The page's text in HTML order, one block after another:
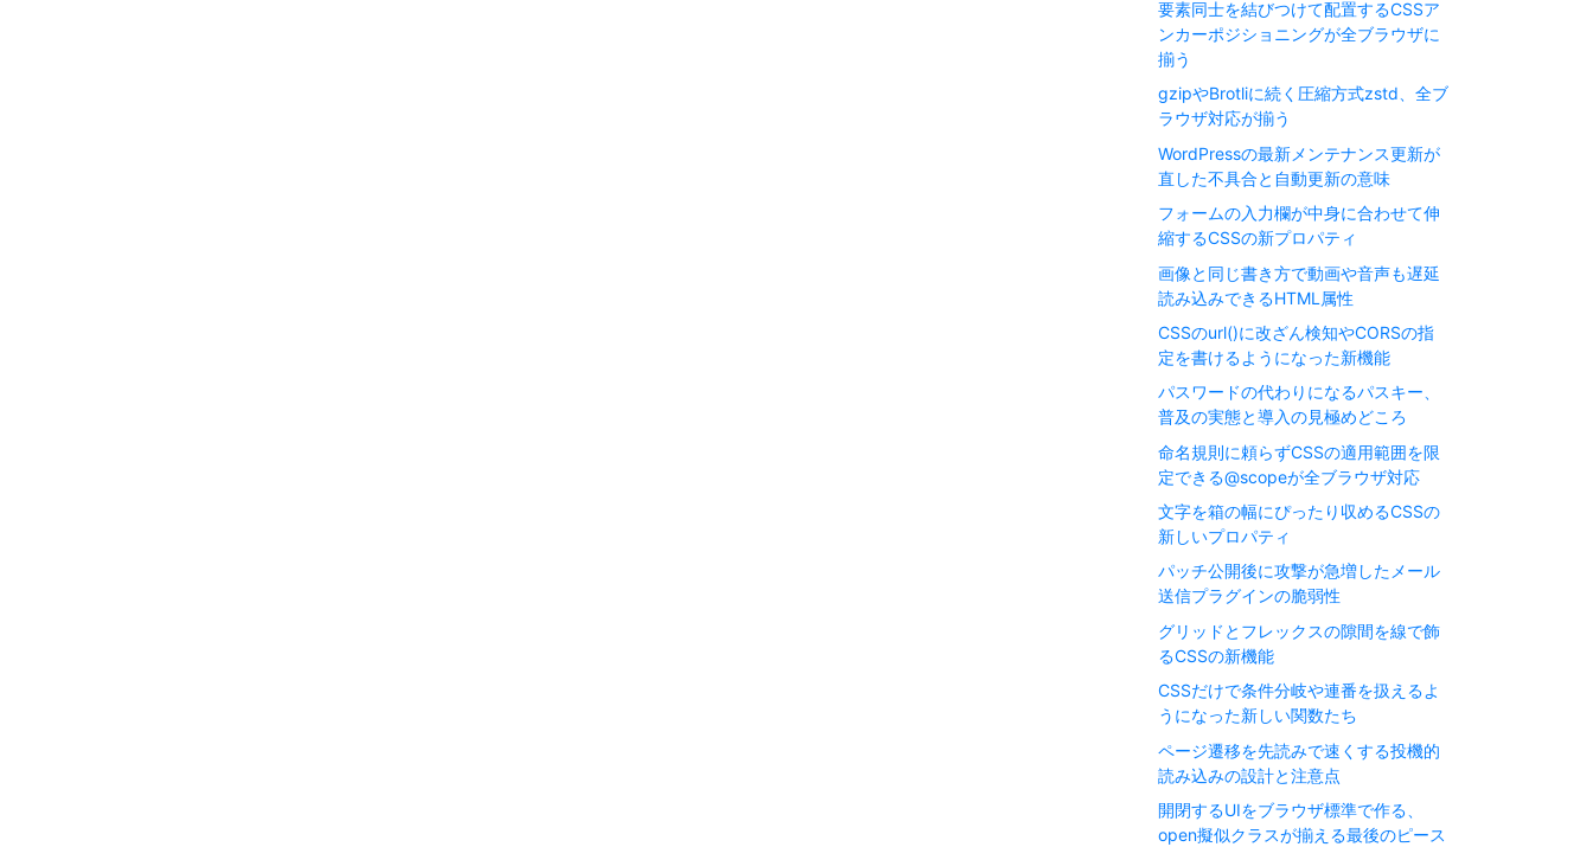
要素同士を結びつけて配置するCSSア
ンカーポジショニングが全ブラウザに
揃う
gzipやBrotliに続く圧縮方式zstd、全ブ
ラウザ対応が揃う
WordPressの最新メンテナンス更新が
直した不具合と自動更新の意味
フォームの入力欄が中身に合わせて伸
縮するCSSの新プロパティ
画像と同じ書き方で動画や音声も遅延
読み込みできるHTML属性
CSSのurl()に改ざん検知やCORSの指
定を書けるようになった新機能
パスワードの代わりになるパスキー、
普及の実態と導入の見極めどころ
命名規則に頼らずCSSの適用範囲を限
定できる@scopeが全ブラウザ対応
文字を箱の幅にぴったり収めるCSSの
新しいプロパティ
パッチ公開後に攻撃が急増したメール
送信プラグインの脆弱性
グリッドとフレックスの隙間を線で飾
るCSSの新機能
CSSだけで条件分岐や連番を扱えるよ
うになった新しい関数たち
ページ遷移を先読みで速くする投機的
読み込みの設計と注意点
開閉するUIをブラウザ標準で作る、
open擬似クラスが揃える最後のピース